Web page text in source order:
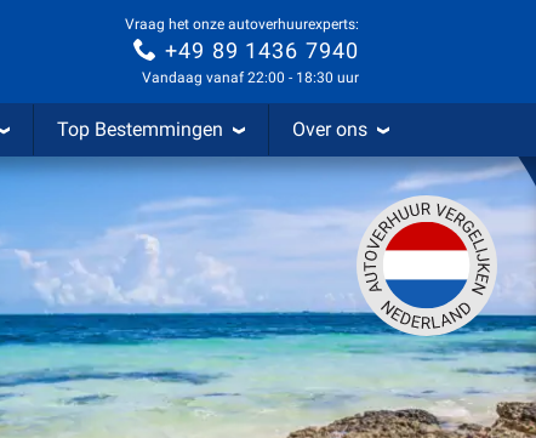
Vraag het onze autoverhuurexperts:
+49 89 1436 7940
Vandaag vanaf 22:00 - 18:30 uur
Top Bestemmingen Over ons